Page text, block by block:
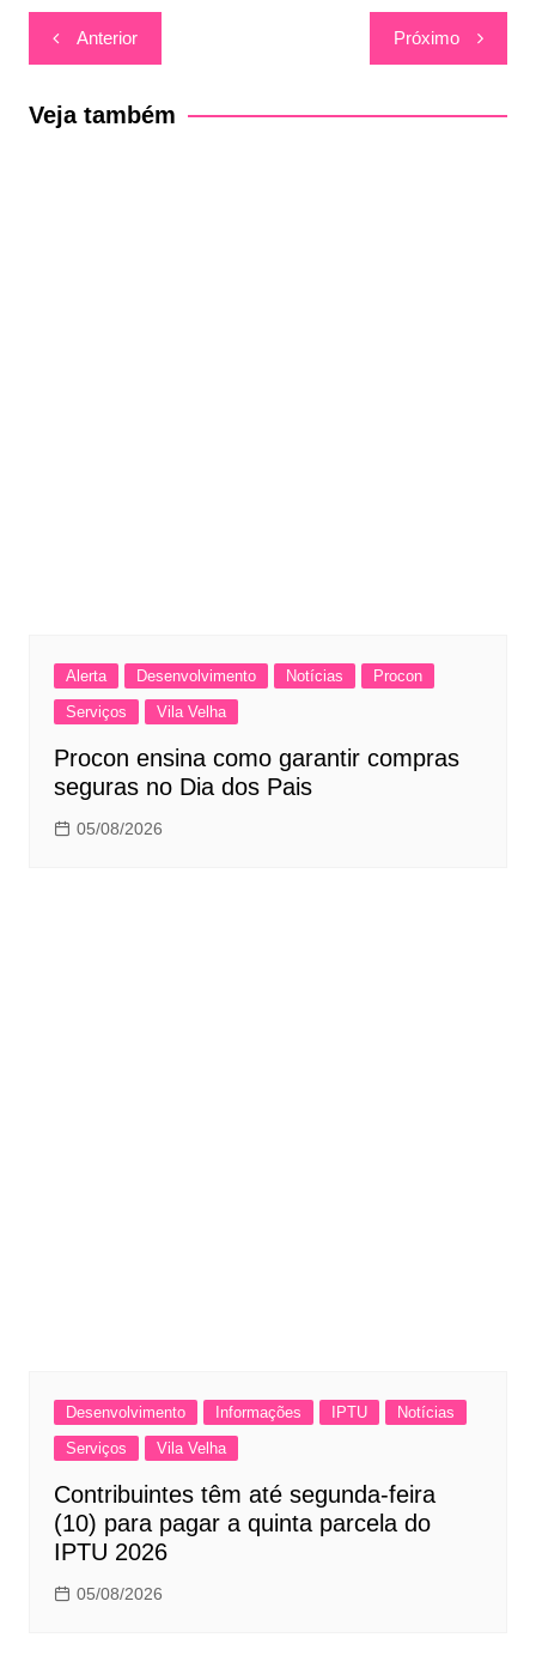
Navegação
de
Post
Anterior Próximo
Veja também
Alerta Desenvolvimento Notícias
Procon
Serviços
Vila Velha
Procon ensina como garantir compras
seguras no Dia dos Pais
05/08/2026
Desenvolvimento Informações IPTU
Notícias
Serviços
Vila Velha
Contribuintes têm até segunda-feira
(10) para pagar a quinta parcela do
IPTU 2026
05/08/2026